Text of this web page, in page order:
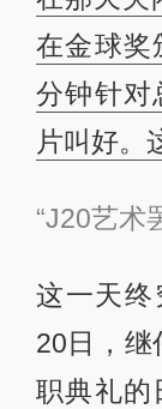
在金球奖
分钟针对
片叫好。
“J20艺术
这一天终
20日，继
职典礼的